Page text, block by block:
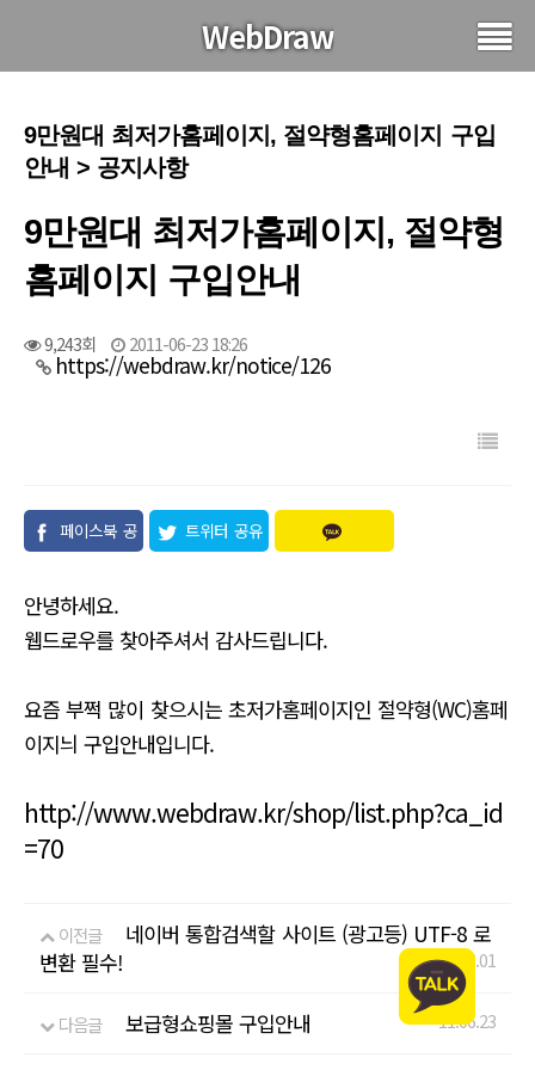
WebDraw
9만원대 최저가홈페이지, 절약형홈페이지 구입
안내 > 공지사항
9만원대 최저가홈페이지, 절약형
홈페이지 구입안내
9,243회 2011-06-23 18:26
https://webdraw.kr/notice/126
페이스북 공
트위터 공유
안녕하세요.
웹드로우를 찾아주셔서 감사드립니다.
요즘 부쩍 많이 찾으시는 초저가홈페이지인 절약형(WC)홈페
이지늬 구입안내입니다.
http://www.webdraw.kr/shop/list.php?ca_id
=70
이전글
네이버 통합검색할 사이트 (광고등) UTF-8 로
변환 필수!
11.06.01
다음글 보급형쇼핑몰 구입안내 11.06.23